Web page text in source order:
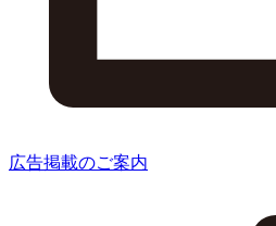
広告掲載のご案内